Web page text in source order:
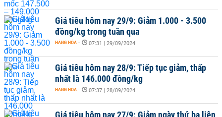
Giá tiêu hôm nay 29/9: Giảm 1.000 - 3.500
đồng/kg trong tuần qua
HÀNG HÓA - 07:31 | 29/09/2024
Giá tiêu hôm nay 28/9: Tiếp tục giảm, thấp
nhất là 146.000 đồng/kg
HÀNG HÓA - 07:37 | 28/09/2024
Giá tiêu hôm nay 27/9: Giảm ngày thứ ba liên